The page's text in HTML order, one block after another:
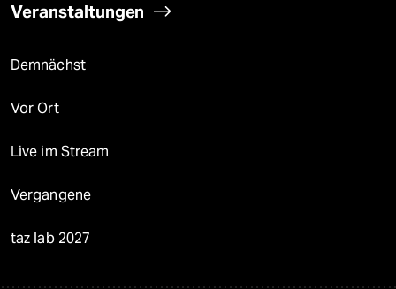
Veranstaltungen
Demnächst
Vor Ort
Live im Stream
Vergangene
taz lab 2027